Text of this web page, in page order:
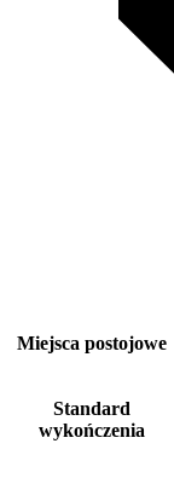
Miejsca postojowe
Standard
wykończenia